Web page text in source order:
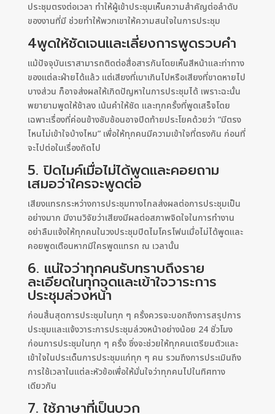
ประชุมตรงต่อเวลา ทำให้ผู้เข้าประชุมเห็นความสำคัญต่อลำดับ
ของงานที่มี ช่วยทำให้พวกเขาให้ความสนใจในการประชุม
4พูดให้ชัดเจนและเลี่ยงการพูดรวบคำ
แม้ปัจจุบันเราสามารถติดต่อสื่อสารกันโดยเห็นสีหน้าและท่าทาง
ของแต่ละฝ่ายได้แล้ว แต่เสียงที่เบาเกินไปหรือเสียงที่ขาดหายไป
บางส่วน ก็อาจส่งผลให้เกิดปัญหาในการประชุมได้ เพราะฉะนั้น
พยายามพูดให้ช้าลง เน้นคำให้ชัด และทุกครั้งที่พูดเสร็จโดย
เฉพาะเรื่องที่ค่อนข้างซับซ้อนอาจปิดท้ายประโยคด้วยว่า “มีตรง
ไหนไม่เข้าใจบ้างไหม” เพื่อให้ทุกคนมีความเข้าใจที่ตรงกัน ก่อนที่
จะไปต่อในเรื่องถัดไป
5. ปิดไมค์เมื่อไม่ได้พูดและคอยถาม
เสมอว่าใครจะพูดต่อ
เสียงแทรกระหว่างการประชุมทางไกลส่งผลต่อการประชุมเป็น
อย่างมาก มีงานวิจัยว่าเสียงมีผลต่อสภาพจิดใจในการทำงาน
อย่าลืมแจ้งให้ทุกคนในวงประชุมปิดไมโครโฟนเมื่อไม่ได้พูดและ
คอยพูดเตือนหากมีใครพูดแทรก ณ เวลานั้น
6. แน่ใจว่าทุกคนรับทราบถึงราย
ละเอียดในทุกจุดและเข้าใจวาระการ
ประชุมล่วงหน้า
ก่อนสิ้นสุดการประชุมในทุก ๆ ครั้งควรจะบอกถึงการสรุปการ
ประชุมและแจ้งวาระการประชุมล่วงหน้าอย่างน้อย 24 ชั่วโมง
ก่อนการประชุมในทุก ๆ ครั้ง ซึ่งจะช่วยให้ทุกคนเตรียมตัวและ
เข้าใจในประเด็นการประชุมแก่ทุก ๆ คน รวมถึงการประเมินถึง
การใช้เวลาในแต่ละหัวข้อเพื่อให้มั่นใจว่าทุกคนไปในทิศทาง
เดียวกัน
7. ใช้ภาษาที่เป็นบวก